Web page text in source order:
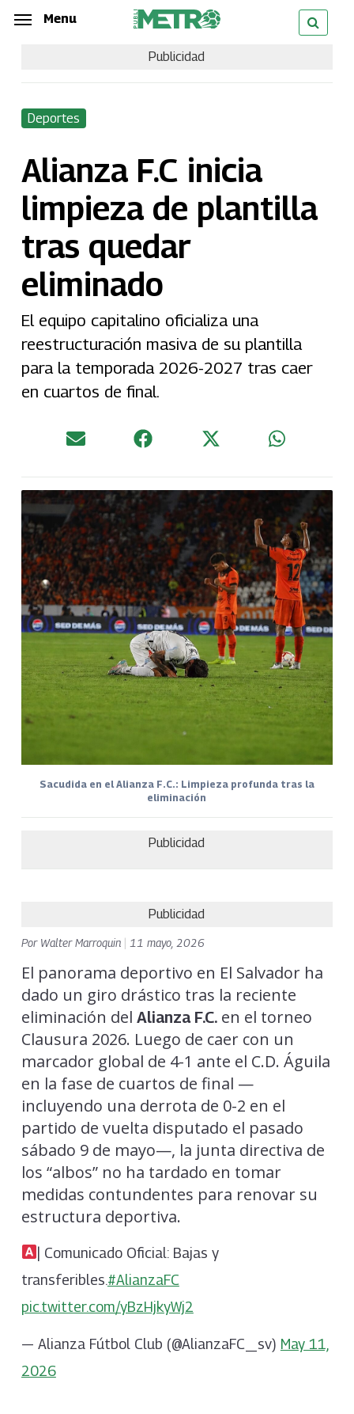
Skip
content
Menu
Publicidad
Deportes
Alianza F.C inicia
limpieza de plantilla
tras quedar
eliminado
El equipo capitalino oficializa una
reestructuración masiva de su plantilla
para la temporada 2026-2027 tras caer
en cuartos de final.
Sacudida en el Alianza F.C.: Limpieza profunda tras la
eliminación
Publicidad
Publicidad
Por Walter Marroquin 11 mayo, 2026
El panorama deportivo en El Salvador ha
dado un giro drástico tras la reciente
eliminación del Alianza F.C.en el torneo
Clausura 2026. Luego de caer con un
marcador global de 4-1 ante el C.D. Águila
en la fase de cuartos de final —
incluyendo una derrota de 0-2 en el
partido de vuelta disputado el pasado
sábado 9 de mayo—, la junta directiva de
los “albos” no ha tardado en tomar
medidas contundentes para renovar su
estructura deportiva.
| Comunicado Oficial: Bajas y
transferibles. #AlianzaFC
pic.twitter.com/yBzHjkyWj2
— Alianza Fútbol Club (@AlianzaFC_sv) May 11,
2026
Menu